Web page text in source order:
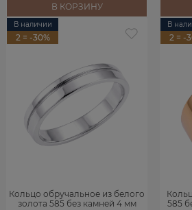
В КОРЗИНУ
В наличии
2 = -30%
Кольцо обручальное из белого
золота 585 без камней 4 мм
В
2 = -
585